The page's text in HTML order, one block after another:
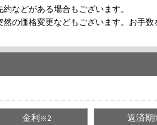
などがある場合もございます。
の価格変更などもございます。お手数
金利※2 返済期